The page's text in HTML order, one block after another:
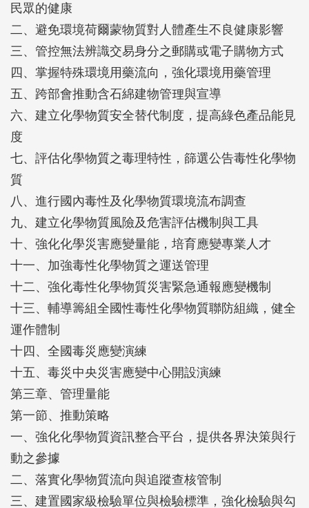
民眾的健康
二、避免環境荷爾蒙物質對人體產生不良健康影響
三、管控無法辨識交易身分之郵購或電子購物方式
四、掌握特殊環境用藥流向，強化環境用藥管理
五、跨部會推動含石綿建物管理與宣導
六、建立化學物質安全替代制度，提高綠色產品能見
度
七、評估化學物質之毒理特性，篩選公告毒性化學物
質
八、進行國內毒性及化學物質環境流布調查
九、建立化學物質風險及危害評估機制與工具
十、強化化學災害應變量能，培育應變專業人才
十一、加強毒性化學物質之運送管理
十二、強化毒性化學物質災害緊急通報應變機制
十三、輔導籌組全國性毒性化學物質聯防組織，健全
運作體制
十四、全國毒災應變演練
十五、毒災中央災害應變中心開設演練
第三章、管理量能
第一節、推動策略
一、強化化學物質資訊整合平台，提供各界決策與行
動之參據
二、落實化學物質流向與追蹤查核管制
三、建置國家級檢驗單位與檢驗標準，強化檢驗與勾